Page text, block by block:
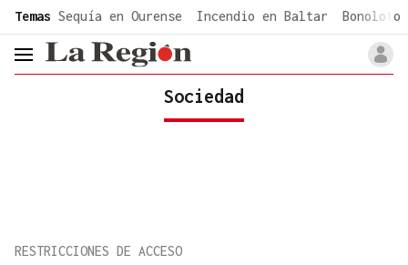
common.go-to-content
Temas Sequía en Ourense Incendio en Baltar Bonoloto
header.menu.open
Sociedad
RESTRICCIONES DE ACCESO